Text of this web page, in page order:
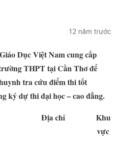
12 năm trước
Dục Việt Nam cung cấp
THPT tại Cần Thơ để
tra cứu điểm thi tốt
ký dự thi đại học – cao đẳng.
Địa chỉ
Khu
vực